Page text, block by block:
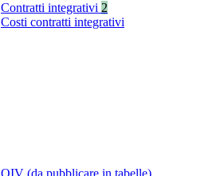
Contratti integrativi 2
Costi contratti integrativi